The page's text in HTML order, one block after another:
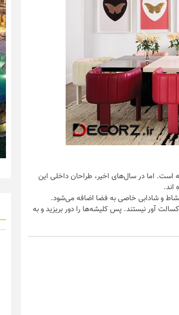
است. اما در سال‌های اخیر، طراحان داخلی این
اند.
نشاط و شادابی خاصی به فضا اضافه می‌شود.
آور نیستند. پس کلیشه‌ها را دور بریزید و به
نکات و ترفندها
تصاویر جدید از خانه های
رویایی خاص و متفاوت
6 سال قبل